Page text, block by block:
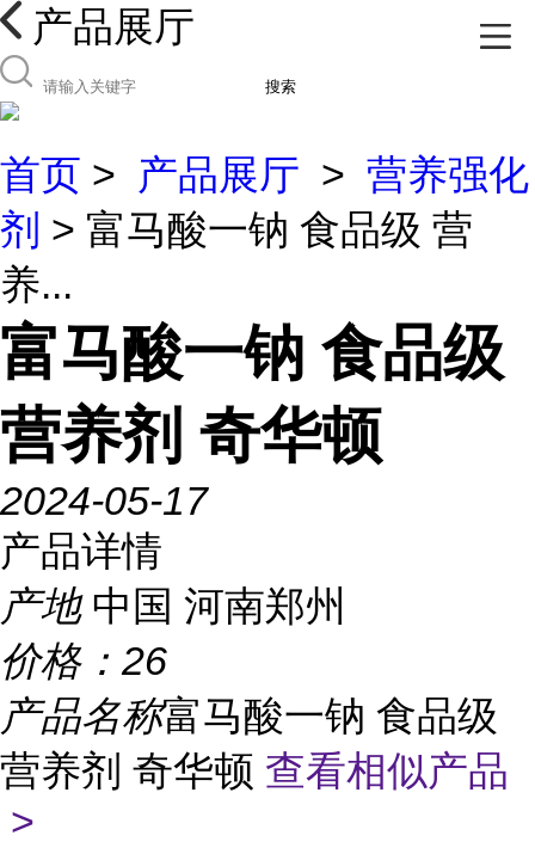
产品展厅
搜索
首页 > 产品展厅 > 营养强化
剂 > 富马酸一钠 食品级 营
养...
富马酸一钠 食品级
营养剂 奇华顿
2024-05-17
产品详情
产地 中国 河南郑州
价格： 26
产品名称富马酸一钠 食品级
营养剂 奇华顿 查看相似产品
>